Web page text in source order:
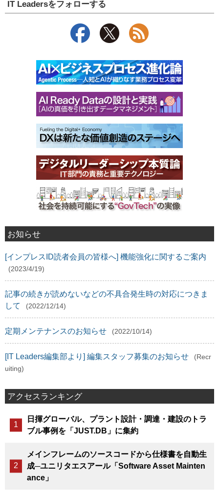
IT Leadersをフォローする
お知らせ
[インプレスID読者会員の皆様へ] 機能強化に関するご案内
(2023/4/19)
記事の続きが読めないなどの不具合発生時の対応につきま
して
(2022/12/14)
定期メンテナンスのお知らせ (2022/10/14)
[IT Leaders編集部より] 編集スタッフ募集のお知らせ
(Recr
uiting)
アクセスランキング
日揮グローバル、プラント設計・調達・建設のトラ
ブル事例を「JUST.DB」に集約
メインフレームのソースコードから仕様書を自動生
成─ユニリタエスアール「Software Asset Mainten
ance」